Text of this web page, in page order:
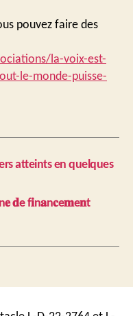
pouvez faire des
la-voix-est-
le-monde-puisse-
atteints en quelques
𝐝e f𝐢n𝐚n𝐜e𝐦e𝐧t